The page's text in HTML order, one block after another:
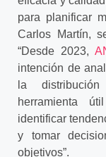
para planificar
Carlos Martín,
“Desde 2023,
intención de
la
herramienta
identificar
y tomar
objetivos”.